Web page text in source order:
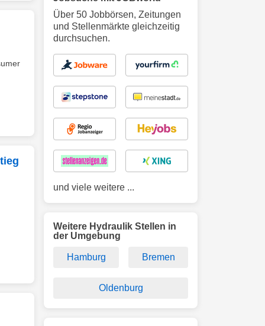
Über 50 Jobbörsen, Zeitungen
und Stellenmärkte gleichzeitig
durchsuchen.
und viele weitere ...
Weitere Hydraulik Stellen in
der Umgebung
Hamburg Bremen
Oldenburg